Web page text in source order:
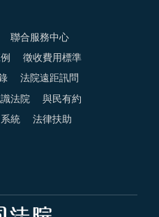
聯合服務中心
徵收費用標準
法院遠距訊問
法院 與民有約
統 法律扶助